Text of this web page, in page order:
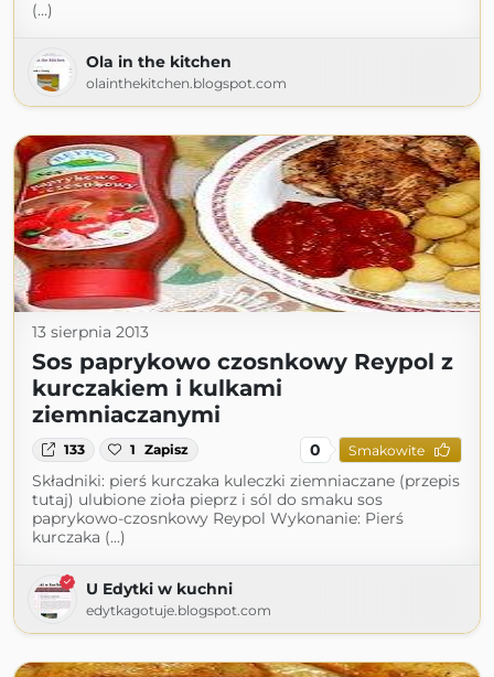
(...)
Ola in the kitchen
olainthekitchen.blogspot.com
13 sierpnia 2013
Sos paprykowo czosnkowy Reypol z
kurczakiem i kulkami
ziemniaczanymi
133 1 Zapisz 0 Smakowite
Składniki: pierś kurczaka kuleczki ziemniaczane (przepis
tutaj) ulubione zioła pieprz i sól do smaku sos
paprykowo-czosnkowy Reypol Wykonanie: Pierś
kurczaka (...)
U Edytki w kuchni
edytkagotuje.blogspot.com